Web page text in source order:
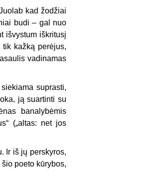
kad žodžiai
budi – gal nuo
išvystum iškritusį
kažką perėjus,
vadinamas
suprasti,
ją suartinti su
banalybėmis
(„altas: net jos
Ir iš jų perskyros,
poeto kūrybos,